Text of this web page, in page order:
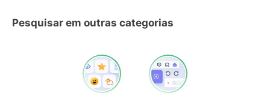
Pesquisar em outras categorias